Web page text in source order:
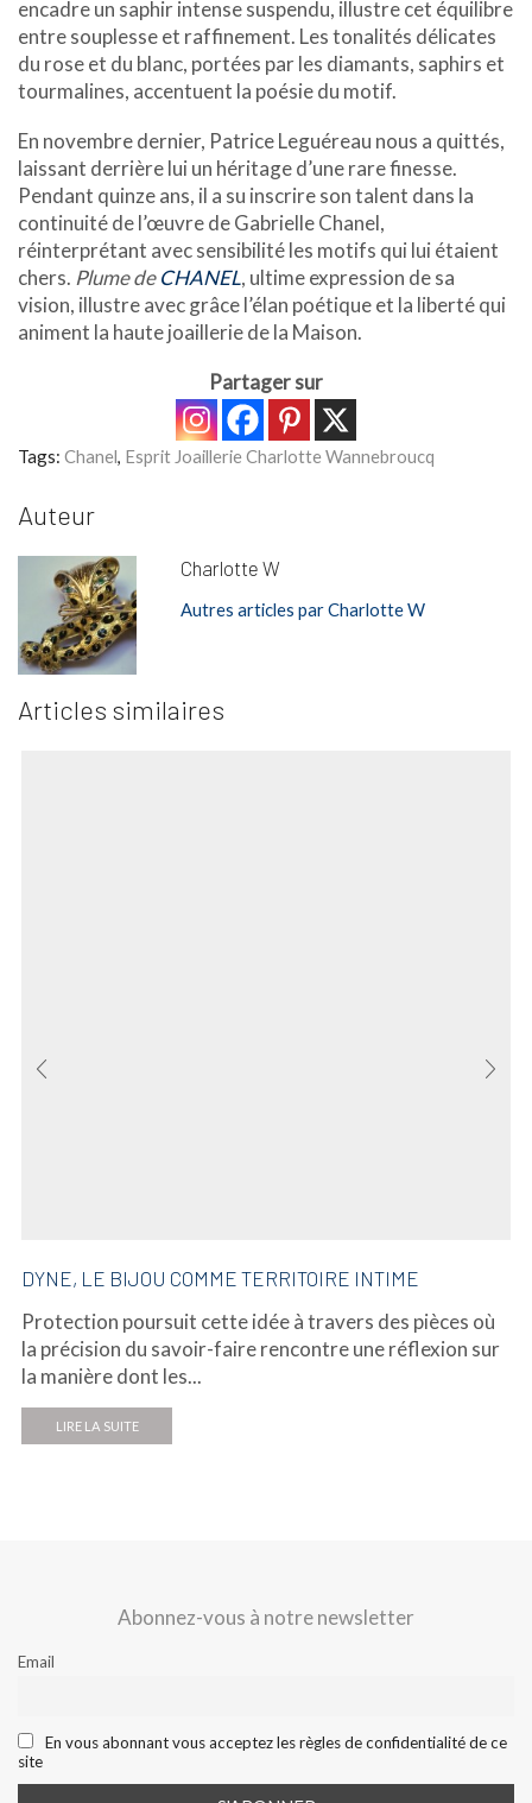
encadre un saphir intense suspendu, illustre cet équilibre
entre souplesse et raffinement. Les tonalités délicates
du rose et du blanc, portées par les diamants, saphirs et
tourmalines, accentuent la poésie du motif.
En novembre dernier, Patrice Leguéreau nous a quittés,
laissant derrière lui un héritage d’une rare finesse.
Pendant quinze ans, il a su inscrire son talent dans la
continuité de l’œuvre de Gabrielle Chanel,
réinterprétant avec sensibilité les motifs qui lui étaient
chers. Plume deCHANEL, ultime expression de sa
vision, illustre avec grâce l’élan poétique et la liberté qui
animent la haute joaillerie de la Maison.
Partager sur
Tags: Chanel Esprit Joaillerie Charlotte Wannebroucq
Auteur
Charlotte W
Autres articles par Charlotte W
Articles similaires
DYNE, LE BIJOU COMME TERRITOIRE INTIME
Protection poursuit cette idée à travers des pièces où
la précision du savoir-faire rencontre une réflexion sur
la manière dont les...
LIRE LA SUITE
Abonnez-vous à notre newsletter
Email
En vous abonnant vous acceptez les règles de confidentialité de ce
site